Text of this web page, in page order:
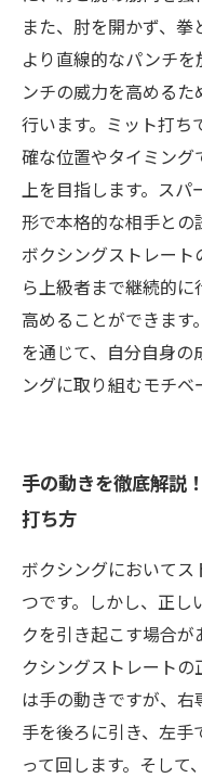
また、肘を開かず、拳
より直線的なパンチ
ンチの威力を高める
行います。ミット打ち
確な位置やタイミン
上を目指します。スパ
形で本格的な相手との
ボクシングストレー
ら上級者まで継続的
高めることができます
を通じて、自分自身
ングに取り組むモチベ
手の動きを徹底解説
打ち方
ボクシングにおいて
つです。しかし、正
クを引き起こす場合
クシングストレート
は手の動きですが、
手を後ろに引き、左
って回します。そして